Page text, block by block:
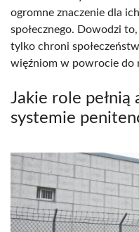
ogromne znaczenie dla
społecznego. Dowodzi
tylko chroni
więźniom w powrocie do
Jakie role pełnią
systemie